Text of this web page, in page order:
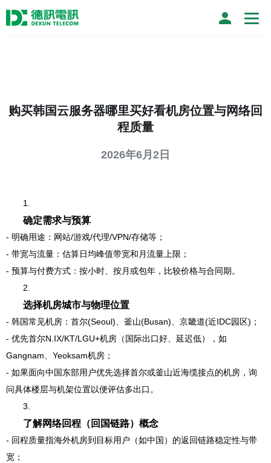
购买韩国云服务器哪里买好看机房位置与网络回
程质量
2026年6月2日
1.
确定需求与预算
- 明确用途：网站/游戏/代理/VPN/存储等；
- 带宽与流量：估算日均峰值带宽和月流量上限；
- 预算与付费方式：按小时、按月或包年，比较价格与合同期。
2.
选择机房城市与物理位置
- 韩国常见机房：首尔(Seoul)、釜山(Busan)、京畿道(近IDC园区)；
- 优先首尔N.IX/KT/LGU+机房（国际出口好、延迟低），如
Gangnam、Yeoksam机房；
- 如果面向中国东部用户优先选择首尔或釜山近海缆接点的机房，询
问具体楼层与机架位置以便评估多出口。
3.
了解网络回程（回国链路）概念
- 回程质量指海外机房到目标用户（如中国）的返回链路稳定性与带
宽；